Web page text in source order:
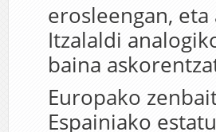
erosleengan,
Itzalaldi
baina
Europako
Espainiako